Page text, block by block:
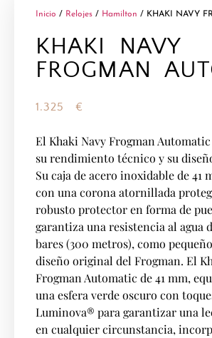
Inicio / Relojes / Hamilton / KHAKI NAVY
KHAKI NAVY
FROGMAN
1.325 €
El Khaki Navy Frogman
su rendimiento técnico y su
Su caja de acero inoxidable de 41
con una corona atornillada
robusto protector en forma de
garantiza una resistencia al agua
bares (300 metros), como
diseño original del Frogman. El
Frogman Automatic de 41 mm,
una esfera verde oscuro con
Luminova® para garantizar una
en cualquier circunstancia,